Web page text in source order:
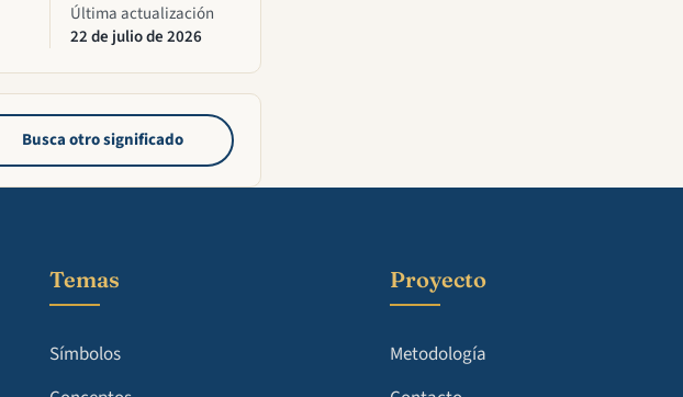
Última actualización
22 de julio de 2026
Busca otro significado
Temas
Símbolos
Proyecto
Metodología